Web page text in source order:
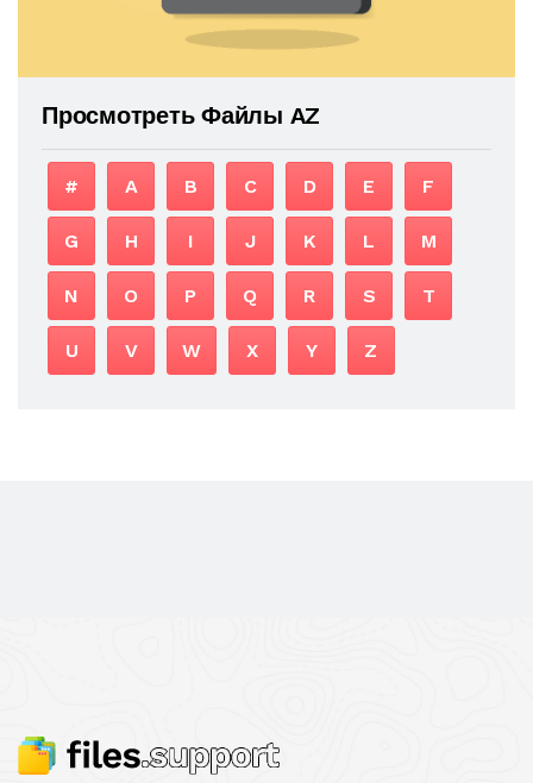
Просмотреть Файлы AZ
# A B C D E F
G H I J K L M
N O P Q R S T
U V W X Y Z